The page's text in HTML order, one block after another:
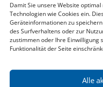
Damit Sie unsere Website
Technologien wie Cookies ein.
Geräteinformationen zu
des Surfverhaltens oder zur
zustimmen oder Ihre Einwilligung
Funktionalität der Seite
Alle
Aktuelle Vorschau
Entdecken Sie das aktuelle
Hier finden Sie die
reinlesen oder herunterladen.
Download: Vorschau zu
Mehr aktuelle Vorschauen
News zu aktuellen
Verlag – jederzeit wieder